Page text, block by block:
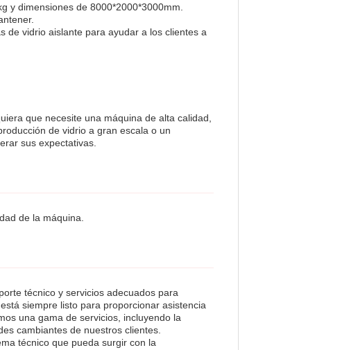
y dimensiones de 8000*2000*3000mm.
de vidrio aislante para ayudar a los clientes a
que necesite una máquina de alta calidad,
de vidrio a gran escala o un
sus expectativas.
de la máquina.
técnico y servicios adecuados para
siempre listo para proporcionar asistencia
una gama de servicios, incluyendo la
cambiantes de nuestros clientes.
técnico que pueda surgir con la